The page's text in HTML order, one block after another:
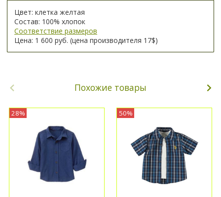
Цвет: клетка желтая
Состав: 100% хлопок
Соответствие размеров
Цена: 1 600 руб. (цена производителя 17$)
Похожие товары
28% 50%